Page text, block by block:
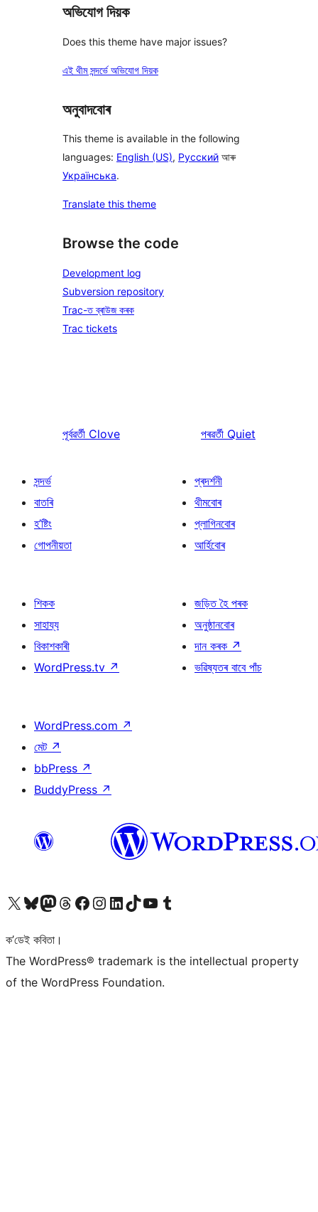
অভিযোগ দিয়ক
Does this theme have major issues?
এই থীম সন্দৰ্ভে অভিযোগ দিয়ক
অনুবাদবোৰ
This theme is available in the following
languages: English (US), Русский আৰু
Українська.
Translate this theme
Browse the code
Development log
Subversion repository
Trac-ত ব্ৰাউজ কৰক
Trac tickets
পূৰ্বৱৰ্তী Clove পৰৱৰ্তী Quiet
সন্দৰ্ভ
বাতৰি
হ’ষ্টিং
গোপনীয়তা
প্ৰদৰ্শনী
থীমবোৰ
প্লাগিনবোৰ
আৰ্হিবোৰ
শিকক
সাহায্য
বিকাশকাৰী
WordPress.tv ↗
জড়িত হৈ পৰক
অনুষ্ঠানবোৰ
দান কৰক ↗
ভৱিষ্যতৰ বাবে পাঁচ
WordPress.com ↗
মেট ↗
bbPress ↗
BuddyPress ↗
আমাৰ X (আগৰ Twitter) একাউণ্টলৈ যাওকআমাৰ Bluesky একাউণ্টলৈ যাওকআমাৰ Mastodon একাউণ্টলৈ যাওকআমাৰ Threads একাউণ্টলৈ যাওকআমাৰ Facebook পৃষ্ঠালৈ যাওকআমাৰ Instagram একাউণ্টলৈ যাওকআমাৰ LinkedIn একাউণ্টলৈ যাওকআমাৰ TikTok একাউণ্টলৈ যাওকআমাৰ YouTube চেনেললৈ যাওকআমাৰ Tumblr একাউণ্টলৈ যাওক
ক’ডেই কবিতা।
The WordPress® trademark is the intellectual property
of the WordPress Foundation.